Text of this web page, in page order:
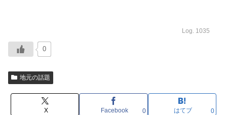
Log. 1035
0
地元の話題
X Facebook 0 はてブ 0